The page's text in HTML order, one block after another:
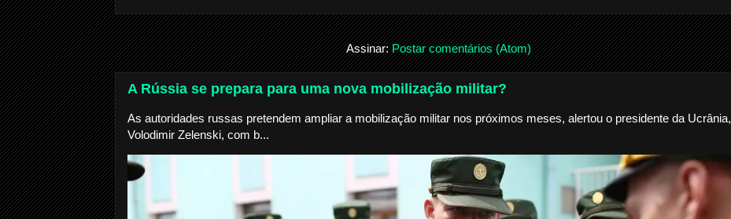
Assinar:Postar comentários (Atom)
A Rússia se prepara para uma nova mobilização militar?
As autoridades russas pretendem ampliar a mobilização militar nos próximos meses, alertou o presidente da Ucrânia,
Volodimir Zelenski, com b...